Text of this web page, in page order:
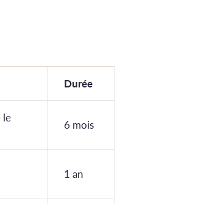
Durée
le
6 mois
1 an